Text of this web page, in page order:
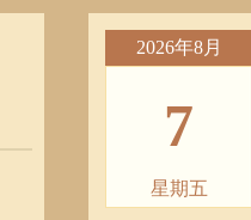
2026年8月
7
星期五